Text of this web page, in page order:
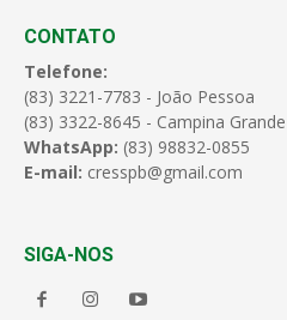
CONTATO
Telefone:
(83) 3221-7783 - João Pessoa
(83) 3322-8645 - Campina Grande
WhatsApp: (83) 98832-0855
E-mail: cresspb@gmail.com
SIGA-NOS